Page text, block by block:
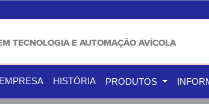
TECNOLOGIA E AUTOMAÇÃO AVÍCOLA
EMPRESA HISTÓRIA PRODUTOS